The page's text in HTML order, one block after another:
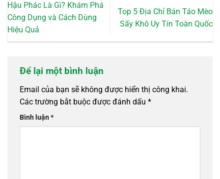
Hậu Phác Là Gì? Khám Phá
Công Dụng và Cách Dùng
Hiệu Quả
Top 5 Địa Chỉ Bán Táo Mèo
Sấy Khô Uy Tín Toàn Quốc
Để lại một bình luận
Email của bạn sẽ không được hiển thị công khai.
Các trường bắt buộc được đánh dấu *
Bình luận*